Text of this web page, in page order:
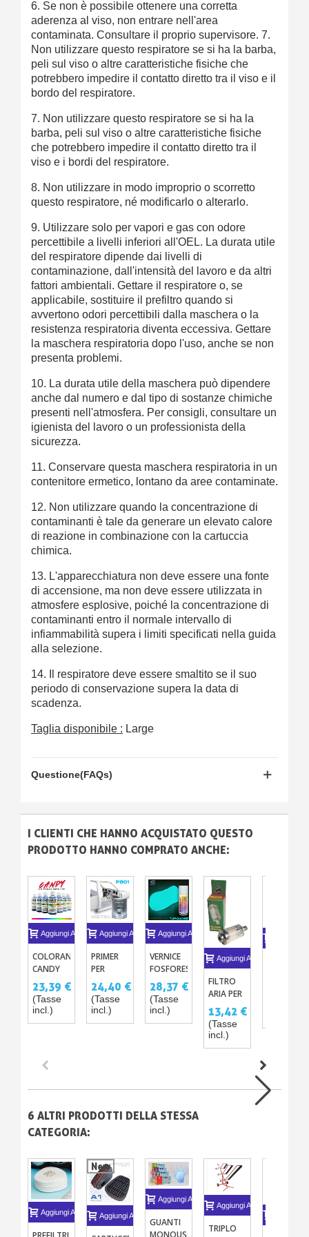
6. Se non è possibile ottenere una corretta
aderenza al viso, non entrare nell'area
contaminata. Consultare il proprio supervisore. 7.
Non utilizzare questo respiratore se si ha la barba,
peli sul viso o altre caratteristiche fisiche che
potrebbero impedire il contatto diretto tra il viso e il
bordo del respiratore.
7. Non utilizzare questo respiratore se si ha la
barba, peli sul viso o altre caratteristiche fisiche
che potrebbero impedire il contatto diretto tra il
viso e i bordi del respiratore.
8. Non utilizzare in modo improprio o scorretto
questo respiratore, né modificarlo o alterarlo.
9. Utilizzare solo per vapori e gas con odore
percettibile a livelli inferiori all'OEL. La durata utile
del respiratore dipende dai livelli di
contaminazione, dall'intensità del lavoro e da altri
fattori ambientali. Gettare il respiratore o, se
applicabile, sostituire il prefiltro quando si
avvertono odori percettibili dalla maschera o la
resistenza respiratoria diventa eccessiva. Gettare
la maschera respiratoria dopo l'uso, anche se non
presenta problemi.
10. La durata utile della maschera può dipendere
anche dal numero e dal tipo di sostanze chimiche
presenti nell'atmosfera. Per consigli, consultare un
igienista del lavoro o un professionista della
sicurezza.
11. Conservare questa maschera respiratoria in un
contenitore ermetico, lontano da aree contaminate.
12. Non utilizzare quando la concentrazione di
contaminanti è tale da generare un elevato calore
di reazione in combinazione con la cartuccia
chimica.
13. L'apparecchiatura non deve essere una fonte
di accensione, ma non deve essere utilizzata in
atmosfere esplosive, poiché la concentrazione di
contaminanti entro il normale intervallo di
infiammabilità supera i limiti specificati nella guida
alla selezione.
14. Il respiratore deve essere smaltito se il suo
periodo di conservazione supera la data di
scadenza.
Taglia disponibile : Large
Questione(FAQs)
I CLIENTI CHE HANNO ACQUISTATO QUESTO
PRODOTTO HANNO COMPRATO ANCHE:
Aggiungi Al Carrello
COLORANTI
CANDY
CONCENTRATI
PER
VERNICE
23,39 €
(Tasse
incl.)
Aggiungi Al Carrello
PRIMER
PER
METALLI
P801
24,40 €
(Tasse
incl.)
Aggiungi Al Carrello
VERNICE
FOSFORESCENTE
IN
BOMBOLETTA
400ML
28,37 €
(Tasse
incl.)
Aggiungi Al Carrello
FILTRO
ARIA PER
PISTOLA
A
SPRUZZO
13,42 €
(Tasse
incl.)
6 ALTRI PRODOTTI DELLA STESSA
CATEGORIA:
Aggiungi Al Carrello
New
Aggiungi Al Carrello
Aggiungi Al Carrello
GUANTI
Aggiungi Al Carrello
TRIPLO